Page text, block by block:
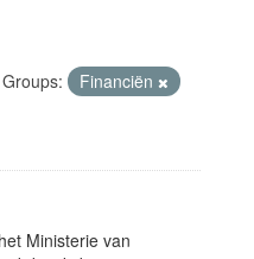
Groups:
Financiën
Ministerie van